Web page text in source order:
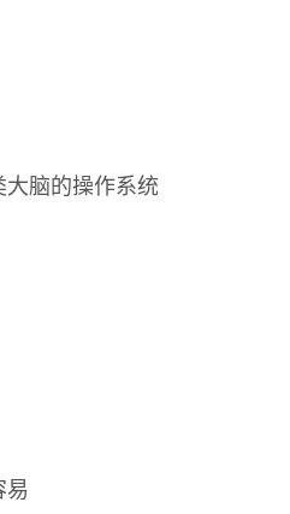
大脑的操作系统
易